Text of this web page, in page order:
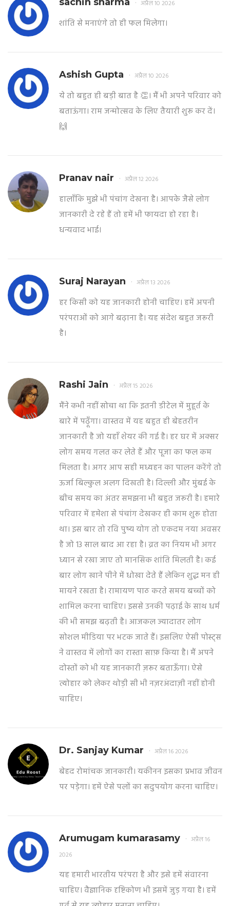
अप्रैल 10 2026
शांति से मनाएंगे तो ही फल मिलेगा।
Ashish Gupta अप्रैल 10 2026
ये तो बहुत ही बड़ी बात है 👏। मैं भी अपने परिवार को
बताऊंगा। राम जन्मोत्सव के लिए तैयारी शुरू कर दें।
🙌
Pranav nair अप्रैल 12 2026
हालाँकि मुझे भी पंचांग देखना है। आपके जैसे लोग
जानकारी दे रहे हैं तो हमें भी फायदा हो रहा है।
धन्यवाद भाई।
Suraj Narayan अप्रैल 13 2026
हर किसी को यह जानकारी होनी चाहिए। हमें अपनी
परंपराओं को आगे बढ़ाना है। यह संदेश बहुत जरूरी
है।
Rashi Jain अप्रैल 15 2026
मैंने कभी नहीं सोचा था कि इतनी डीटेल में मुहूर्त के
बारे में पढ़ूँगा। वास्तव में यह बहुत ही बेहतरीन
जानकारी है जो यहाँ शेयर की गई है। हर घर में अक्सर
लोग समय गलत कर लेते हैं और पूजा का फल कम
मिलता है। अगर आप सही मध्यहन का पालन करेंगे तो
ऊर्जा बिल्कुल अलग दिखती है। दिल्ली और मुंबई के
बीच समय का अंतर समझना भी बहुत जरूरी है। हमारे
परिवार में हमेशा से पंचांग देखकर ही काम शुरू होता
था। इस बार तो रवि पुष्य योग तो एकदम नया अवसर
है जो 13 साल बाद आ रहा है। व्रत का नियम भी अगर
ध्यान से रखा जाए तो मानसिक शांति मिलती है। कई
बार लोग खाने पीने में धोखा देते हैं लेकिन शुद्ध मन ही
मायने रखता है। रामायण पाठ करते समय बच्चों को
शामिल करना चाहिए। इससे उनकी पढ़ाई के साथ धर्म
की भी समझ बढ़ती है। आजकल ज्यादातर लोग
सोशल मीडिया पर भटक जाते हैं। इसलिए ऐसी पोस्ट्स
ने वास्तव में लोगों का रास्ता साफ़ किया है। मैं अपने
दोस्तों को भी यह जानकारी ज़रूर बताऊँगा। ऐसे
त्योहार को लेकर थोड़ी सी भी नज़रअंदाज़ी नहीं होनी
चाहिए।
Dr. Sanjay Kumar अप्रैल 16 2026
बेहद रोमांचक जानकारी। यकीनन इसका प्रभाव जीवन
पर पड़ेगा। हमें ऐसे पलों का सदुपयोग करना चाहिए।
Arumugam kumarasamy
अप्रैल 16
2026
यह हमारी भारतीय परंपरा है और इसे हमें संवारना
चाहिए। वैज्ञानिक दृष्टिकोण भी इसमें जुड़ गया है। हमें